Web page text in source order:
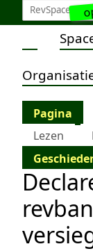
Pagina
Lezen